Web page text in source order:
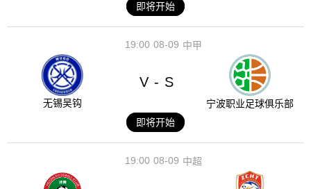
即将开始
08-09
19:00 中甲
无锡吴钩
V - S
宁波职业足球俱乐部
即将开始
08-09
19:00 中超